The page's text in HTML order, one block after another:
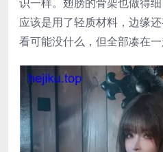
应该是用了轻质材料，边缘
看可能没什么，但全部凑在一